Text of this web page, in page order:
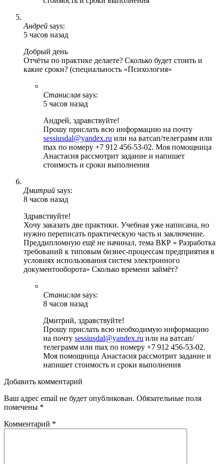
Андрей says:
5 часов назад
Добрый день
Отчёты по практике делаете? Сколько будет стоить и
какие сроки? (специальность «Психология»
Станислав says:
5 часов назад
Андрей, здравствуйте!
Прошу прислать всю информацию на почту
sessiusdal@yandex.ru или на ватсап/телеграмм или
max по номеру +7 912 456-53-02. Моя помощница
Анастасия рассмотрит задание и напишет
стоимость и сроки выполнения
Дмитрий says:
8 часов назад
Здравствуйте!
Хочу заказать две практики. Учебная уже написана, но
нужно переписать практическую часть и заключение.
Преддипломную ещё не начинал, тема ВКР » Разработка
требований к типовым бизнес-процессам предприятия в
условиях использования систем электронного
документооборота» Сколько времени займёт?
Станислав says:
8 часов назад
Дмитрий, здравствуйте!
Прошу прислать всю необходимую информацию
на почту sessiusdal@yandex.ru или на ватсап/
телеграмм или max по номеру +7 912 456-53-02.
Моя помощница Анастасия рассмотрит задание и
напишет стоимость и сроки выполнения
Добавить комментарий
Ваш адрес email не будет опубликован. Обязательные поля
помечены *
Комментарий *